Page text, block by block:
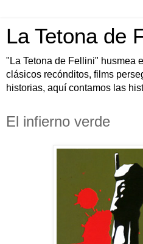
La Tetona de
"La Tetona de Fellini" husmea
clásicos recónditos, films
historias, aquí contamos las
El infierno verde